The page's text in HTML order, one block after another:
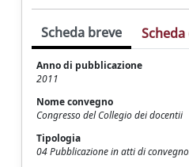
Scheda breve
Anno di pubblicazione
2011
Nome convegno
Congresso del Collegio dei docentii
Tipologia
04 Pubblicazione in atti di